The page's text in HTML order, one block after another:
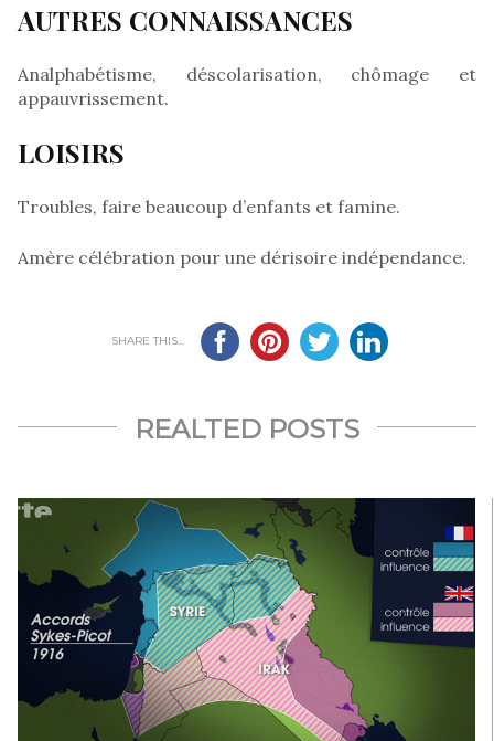
AUTRES CONNAISSANCES
Analphabétisme, déscolarisation, chômage et
appauvrissement.
LOISIRS
Troubles, faire beaucoup d’enfants et famine.
Amère célébration pour une dérisoire indépendance.
SHARE THIS...
REALTED POSTS